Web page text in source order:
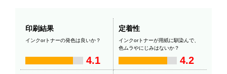
印刷結果
インクorトナーの発色は良いか？
4.1
定着性
インクorトナーが用紙に馴染んで、
色ムラやにじみはないか？
4.2